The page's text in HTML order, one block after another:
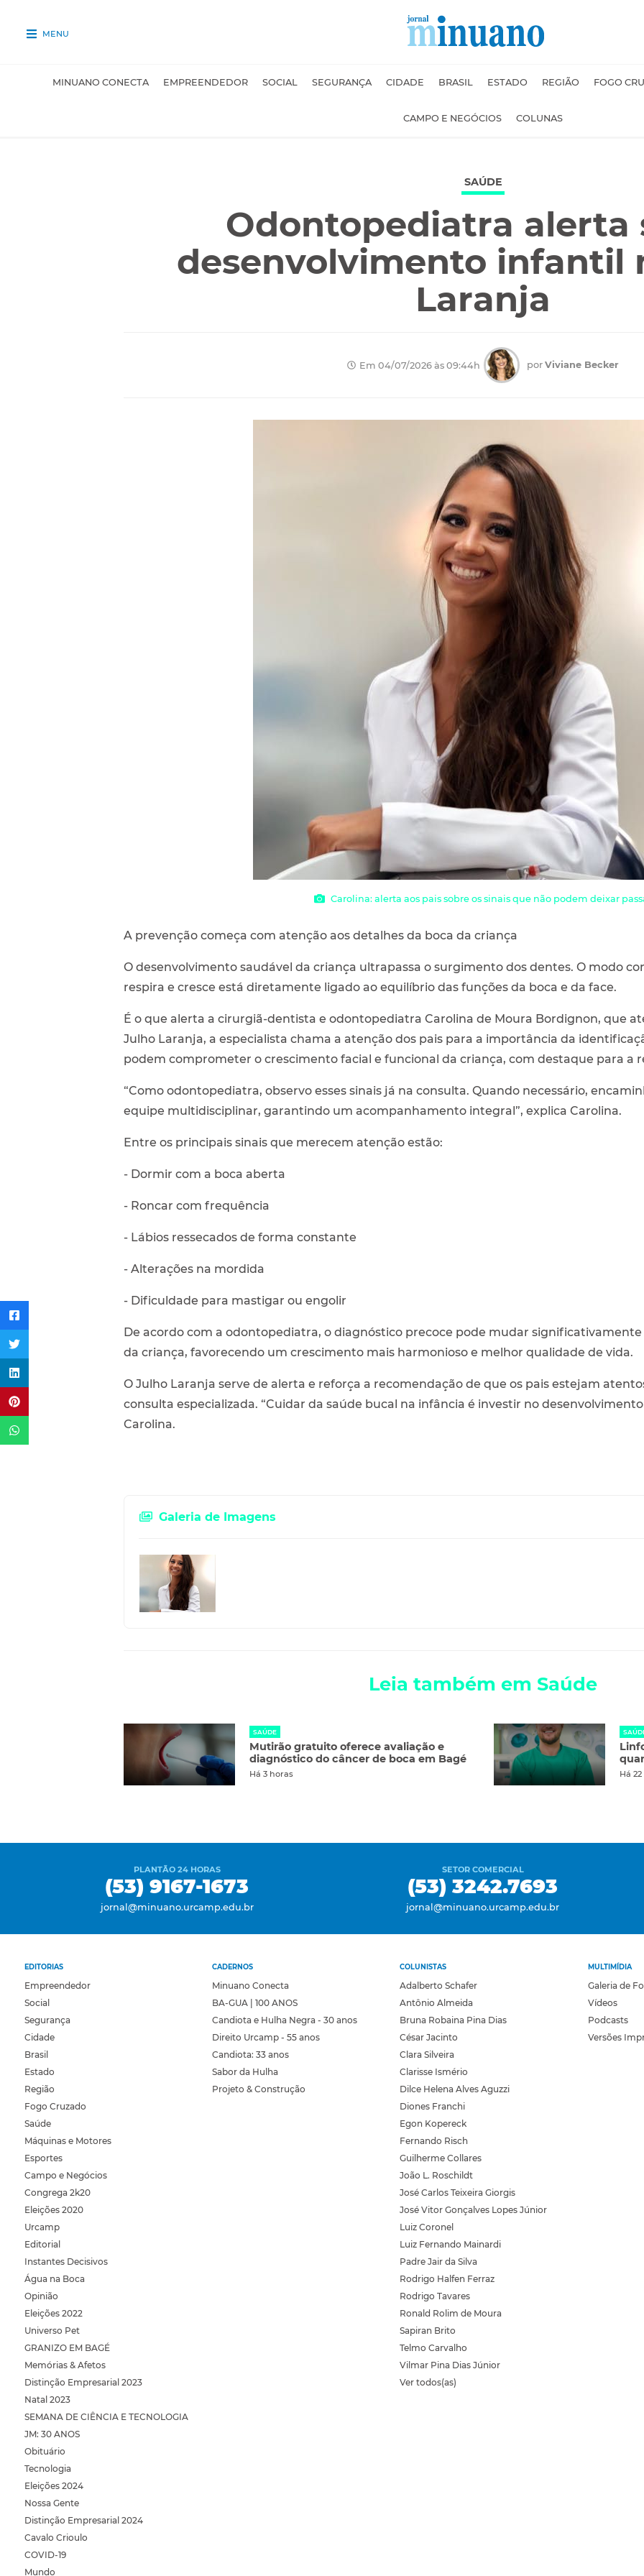
MENU
MINUANO CONECTA EMPREENDEDOR SOCIAL SEGURANÇA CIDADE BRASIL ESTADO REGIÃO FOGO
CAMPO E NEGÓCIOS COLUNAS
SAÚDE
Odontopediatra alerta
desenvolvimento infantil
Laranja
Em 04/07/2026 às 09:44h porViviane Becker
Carolina: alerta aos pais sobre os sinais que não podem deixar
A prevenção começa com atenção aos detalhes da boca da criança
O desenvolvimento saudável da criança ultrapassa o surgimento dos dentes. O modo
respira e cresce está diretamente ligado ao equilíbrio das funções da boca e da face.
É o que alerta a cirurgiã-dentista e odontopediatra Carolina de Moura Bordignon, que
Julho Laranja, a especialista chama a atenção dos pais para a importância da
podem comprometer o crescimento facial e funcional da criança, com destaque para a
“Como odontopediatra, observo esses sinais já na consulta. Quando necessário,
equipe multidisciplinar, garantindo um acompanhamento integral”, explica Carolina.
Entre os principais sinais que merecem atenção estão:
- Dormir com a boca aberta
- Roncar com frequência
- Lábios ressecados de forma constante
- Alterações na mordida
- Dificuldade para mastigar ou engolir
De acordo com a odontopediatra, o diagnóstico precoce pode mudar
da criança, favorecendo um crescimento mais harmonioso e melhor qualidade de vida.
O Julho Laranja serve de alerta e reforça a recomendação de que os pais estejam
consulta especializada. “Cuidar da saúde bucal na infância é investir no
Carolina.
Galeria de Imagens
Leia também em Saúde
SAÚDE
Mutirão gratuito oferece avaliação e
diagnóstico do câncer de boca em Bagé
Há 3 horas Há
PLANTÃO 24 HORAS
(53) 9167-1673
jornal@minuano.urcamp.edu.br
SETOR COMERCIAL
(53) 3242.7693
jornal@minuano.urcamp.edu.br
EDITORIAS
Empreendedor
Social
Segurança
Cidade
Brasil
Estado
Região
Fogo Cruzado
Saúde
Máquinas e Motores
Esportes
Campo e Negócios
Congrega 2k20
Eleições 2020
Urcamp
Editorial
Instantes Decisivos
Água na Boca
Opinião
Eleições 2022
Universo Pet
GRANIZO EM BAGÉ
Memórias & Afetos
Distinção Empresarial 2023
Natal 2023
SEMANA DE CIÊNCIA E TECNOLOGIA
JM: 30 ANOS
Obituário
Tecnologia
Eleições 2024
Nossa Gente
Distinção Empresarial 2024
Cavalo Crioulo
COVID-19
Mundo
CADERNOS
Minuano Conecta
BA-GUA | 100 ANOS
Candiota e Hulha Negra - 30 anos
Direito Urcamp - 55 anos
Candiota: 33 anos
Sabor da Hulha
Projeto & Construção
COLUNISTAS
Adalberto Schafer
Antônio Almeida
Bruna Robaina Pina Dias
César Jacinto
Clara Silveira
Clarisse Ismério
Dilce Helena Alves Aguzzi
Diones Franchi
Egon Kopereck
Fernando Risch
Guilherme Collares
João L. Roschildt
José Carlos Teixeira Giorgis
José Vitor Gonçalves Lopes Júnior
Luiz Coronel
Luiz Fernando Mainardi
Padre Jair da Silva
Rodrigo Halfen Ferraz
Rodrigo Tavares
Ronald Rolim de Moura
Sapiran Brito
Telmo Carvalho
Vilmar Pina Dias Júnior
Ver todos(as)
MULTIMÍDIA
Galeria de
Vídeos
Podcasts
Versões